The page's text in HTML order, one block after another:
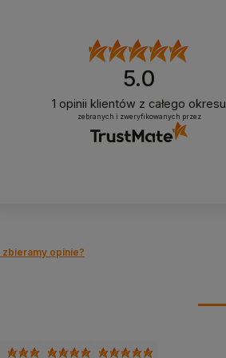
5.0
1 opinii klientów z całego okresu
zebranych i zweryfikowanych przez
zbieramy opinie?